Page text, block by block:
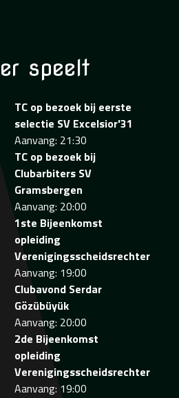
er speelt
TC op bezoek bij eerste
selectie SV Excelsior'31
Aanvang: 21:30
TC op bezoek bij
Clubarbiters SV
Gramsbergen
Aanvang: 20:00
1ste Bijeenkomst
opleiding
Verenigingsscheidsrechter
Aanvang: 19:00
Clubavond Serdar
Gözübüyük
Aanvang: 20:00
2de Bijeenkomst
opleiding
Verenigingsscheidsrechter
Aanvang: 19:00